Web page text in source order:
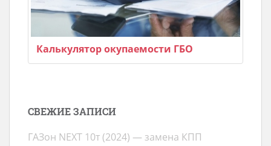
Калькулятор окупаемости ГБО
СВЕЖИЕ ЗАПИСИ
ГАЗон NEXT 10т (2024) — замена КПП